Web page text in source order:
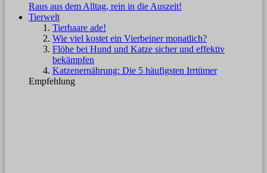
Raus aus dem Alltag, rein in die Auszeit!
Tierwelt
Tierhaare ade!
Wie viel kostet ein Vierbeiner monatlich?
Flöhe bei Hund und Katze sicher und effektiv
bekämpfen
Katzenernährung: Die 5 häufigsten Irrtümer
Empfehlung